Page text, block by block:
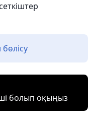
болып оқыңыз